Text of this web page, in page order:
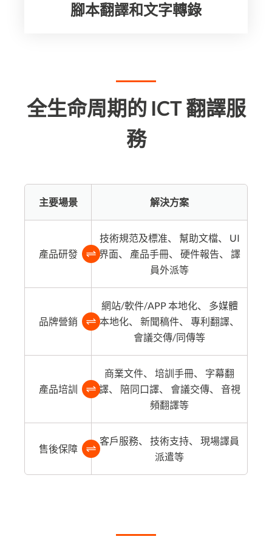
腳本翻譯和文字轉錄
全生命周期的 ICT 翻譯服
務
主要場景 解決方案
產品研發
技術規范及標准、 幫助文檔、 UI
界面、 產品手冊、 硬件報告、 譯
員外派等
品牌營銷
網站/軟件/APP 本地化、 多媒體
本地化、 新聞稿件、 專利翻譯、
會議交傳/同傳等
產品培訓
商業文件、 培訓手冊、 字幕翻
譯、 陪同口譯、 會議交傳、 音視
頻翻譯等
售後保障
客戶服務、 技術支持、 現場譯員
派遣等